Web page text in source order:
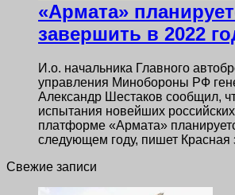
«Армата»
завершить в 2022
И.о. начальника Главного
управления Минобороны РФ
Александр Шестаков сообщил,
испытания новейших
платформе «Армата»
следующем году, пишет
Свежие записи